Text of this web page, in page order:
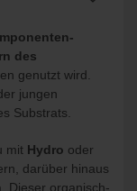
des
genutzt wird.
jungen
Substrats.
mit Hydro oder
darüber hinaus
. Dieser organisch-